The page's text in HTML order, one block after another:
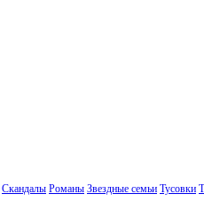
Скандалы Романы Звездные семьи Тусовки